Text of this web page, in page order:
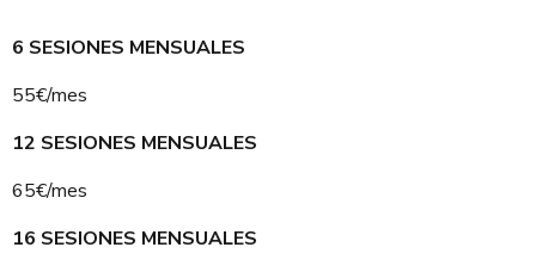
6 SESIONES MENSUALES
55€/mes
12 SESIONES MENSUALES
65€/mes
16 SESIONES MENSUALES